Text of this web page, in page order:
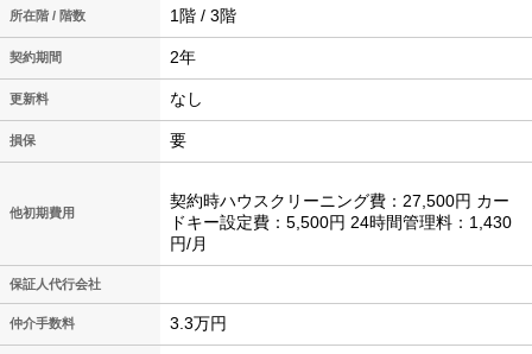
所在階 / 階数 1階 / 3階
契約期間 2年
更新料 なし
損保 要
他初期費用
契約時ハウスクリーニング費：27,500円 カー
ドキー設定費：5,500円 24時間管理料：1,430
円/月
保証人代行会社
仲介手数料 3.3万円